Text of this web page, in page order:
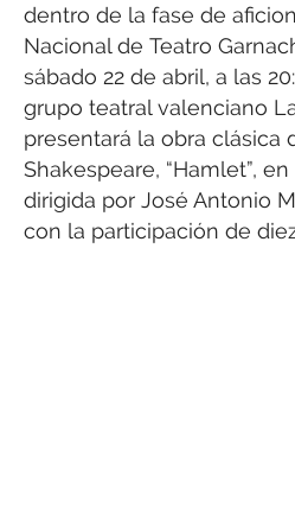
dentro de la fase de
Nacional de Teatro
sábado 22 de abril, a las
grupo teatral valenciano
presentará la obra clásica
Shakespeare, “Hamlet”,
dirigida por José Antonio
con la participación de